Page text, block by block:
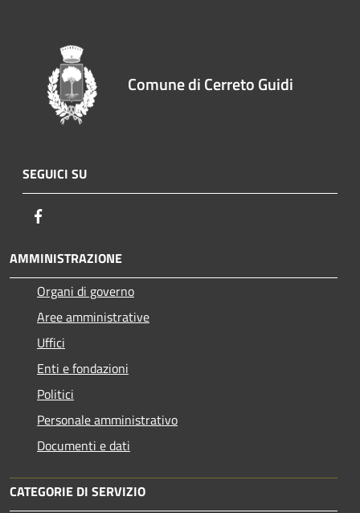
Comune di Cerreto Guidi
SEGUICI SU
AMMINISTRAZIONE
Organi di governo
Aree amministrative
Uffici
Enti e fondazioni
Politici
Personale amministrativo
Documenti e dati
CATEGORIE DI SERVIZIO